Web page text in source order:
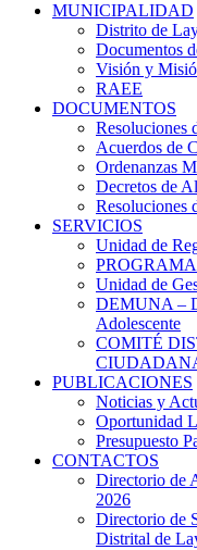
MUNICIPALIDAD
Distrito de
Documentos
Visión y
RAEE
DOCUMENTOS
Resoluciones
Acuerdos de
Ordenanzas
Decretos de
Resoluciones
SERVICIOS
Unidad de
Unidad de
DEMUNA –
Adolescente
COMITÉ
PUBLICACIONES
Noticias y
Oportunidad
Presupuesto
CONTACTOS
Directorio de
2026
Directorio de
Distrital de